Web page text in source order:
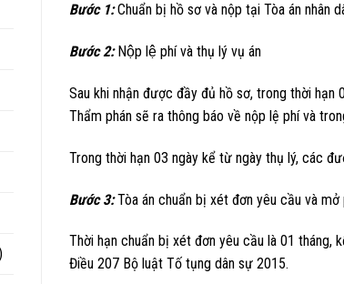
Bước 1:Chuẩn bị hồ sơ và nộp tại Tòa án nhân
Bước 2: Nộp lệ phí và thụ lý vụ án
Sau khi nhận được đầy đủ hồ sơ, trong thời hạn
Thẩm phán sẽ ra thông báo về nộp lệ phí và
Trong thời hạn 03 ngày kể từ ngày thụ lý, các
Bước 3:Tòa án chuẩn bị xét đơn yêu cầu và
Thời hạn chuẩn bị xét đơn yêu cầu là 01 tháng,
Điều 207 Bộ luật Tố tụng dân sự 2015.